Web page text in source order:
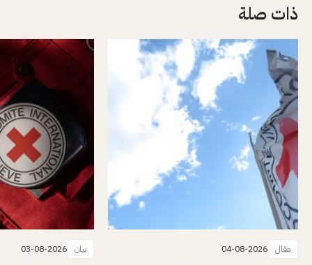
ذات صلة
مقال 04-08-2026 بيان 03-08-2026